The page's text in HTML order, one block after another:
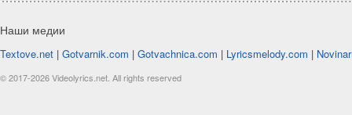
Наши медии
Textove.net | Gotvarnik.com | Gotvachnica.com | Lyricsmelody.com |
© 2017-2026 Videolyrics.net. All rights reserved